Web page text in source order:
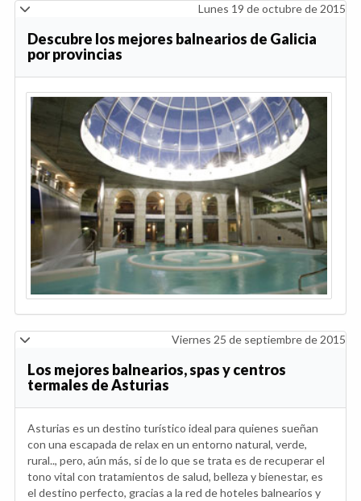
Lunes 19 de octubre de 2015
Descubre los mejores balnearios de Galicia
por provincias
Viernes 25 de septiembre de 2015
Los mejores balnearios, spas y centros
termales de Asturias
Asturias es un destino turístico ideal para quienes sueñan
con una escapada de relax en un entorno natural, verde,
rural.., pero, aún más, si de lo que se trata es de recuperar el
tono vital con tratamientos de salud, belleza y bienestar, es
el destino perfecto, gracias a la red de hoteles balnearios y